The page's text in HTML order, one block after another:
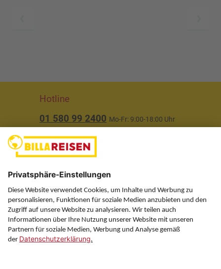
Hotline
01 580 99 2400 Mo-Fr: 9:00-18:00 Uhr
Über uns
Service
Information
Folgen Sie uns auf